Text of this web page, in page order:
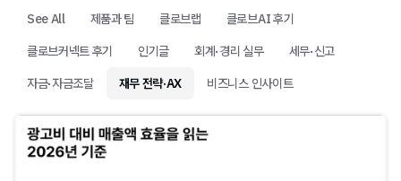
See All 제품과 팀 클로브랩
클로브AI 후기
클로브커넥트 후기
인기글 회계·경리 실무
세무·신고
자금·자금조달
재무 전략·AX 비즈니스 인사이트